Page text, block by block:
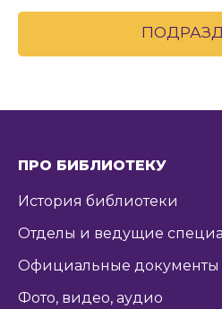
ПРО БИБЛИОТЕКУ
История библиотеки
Отделы и ведущие
Официальные документы
Фото, видео, аудио